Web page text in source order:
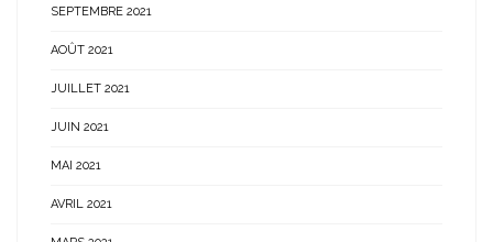
SEPTEMBRE 2021
AOÛT 2021
JUILLET 2021
JUIN 2021
MAI 2021
AVRIL 2021